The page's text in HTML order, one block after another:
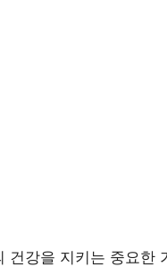
건강을 지키는 중요한